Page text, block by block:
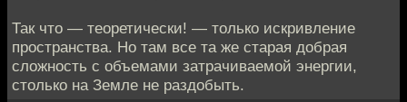
Так что — теоретически! — только искривление
пространства. Но там все та же старая добрая
сложность с объемами затрачиваемой энергии,
столько на Земле не раздобыть.